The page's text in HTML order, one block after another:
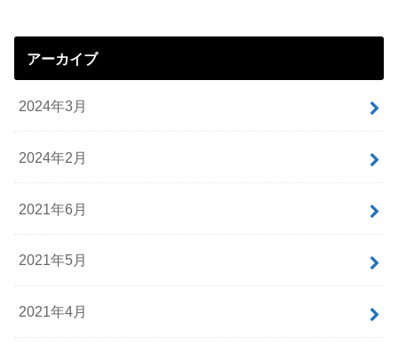
アーカイブ
2024年3月
2024年2月
2021年6月
2021年5月
2021年4月